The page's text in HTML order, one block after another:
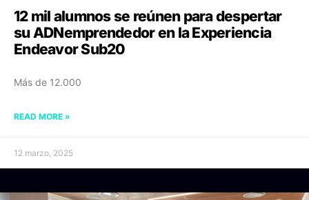
12 mil alumnos se reúnen para despertar
su ADNemprendedor en la Experiencia
Endeavor Sub20
Más de 12.000
READ MORE »
12 marzo, 2025